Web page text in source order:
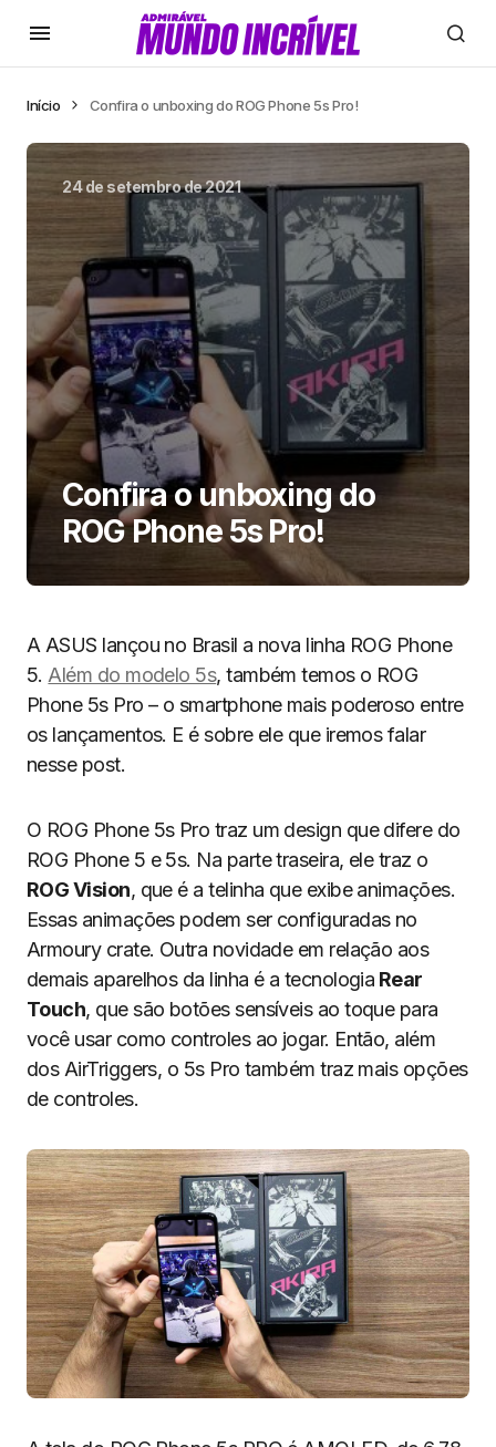
Início Confira o unboxing do ROG Phone 5s Pro!
24 de setembro de 2021
Confira o unboxing do
ROG Phone 5s Pro!
A ASUS lançou no Brasil a nova linha ROG Phone
5. Além do modelo 5s, também temos o ROG
Phone 5s Pro – o smartphone mais poderoso entre
os lançamentos. E é sobre ele que iremos falar
nesse post.
O ROG Phone 5s Pro traz um design que difere do
ROG Phone 5 e 5s. Na parte traseira, ele traz o
ROG Vision, que é a telinha que exibe animações.
Essas animações podem ser configuradas no
Armoury crate. Outra novidade em relação aos
demais aparelhos da linha é a tecnologia Rear
Touch, que são botões sensíveis ao toque para
você usar como controles ao jogar. Então, além
dos AirTriggers, o 5s Pro também traz mais opções
de controles.